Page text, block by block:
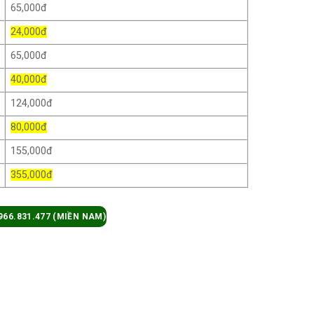
65,000đ
24,000đ
65,000đ
40,000đ
124,000đ
80,000đ
155,000đ
355,000đ
(MIỀN NAM)